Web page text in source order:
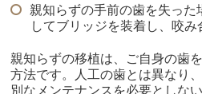
親知らずの手前の歯を失った
してブリッジを装着し、咬
親知らずの移植は、ご自身の歯
方法です。人工の歯とは異なり
別なメンテナンスを必要としな